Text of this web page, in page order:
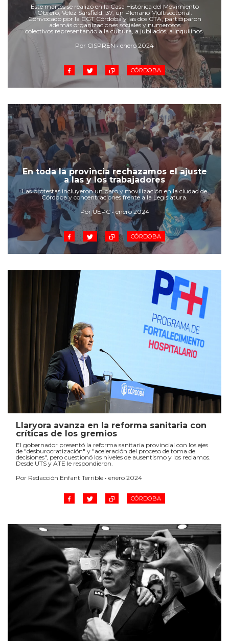
Cruz del Eje
Corredor de Ansenuza
La Carlota y zona
Laboulaye y sur
Bell Ville
Río Tercero
Despeñaderos
Este martes se realizó en la Casa Histórica del Movimiento
Obrero, Vélez Sársfield 137, un Plenario Multisectorial.
Convocado por la CGT Córdoba y las dos CTA, participaron
además organizaciones sociales y numerosos
colectivos representando a la cultura, a jubilados, a inquilinos.
Por CISPREN • enero 2024
CÓRDOBA
En toda la provincia rechazamos el ajuste
a las y los trabajadores
Las protestas incluyeron un paro y movilización en la ciudad de
Córdoba y concentraciones frente a la Legislatura.
Por UEPC • enero 2024
CÓRDOBA
Llaryora avanza en la reforma sanitaria con
críticas de los gremios
El gobernador presentó la reforma sanitaria provincial con los ejes
de "desburocratización" y "aceleración del proceso de toma de
decisiones", pero cuestionó los niveles de ausentismo y los reclamos.
Desde UTS y ATE le respondieron.
Por Redacción Enfant Terrible • enero 2024
CÓRDOBA